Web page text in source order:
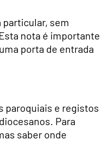
sem
nota é importante
porta de entrada
paroquiais e registos
Para
saber onde